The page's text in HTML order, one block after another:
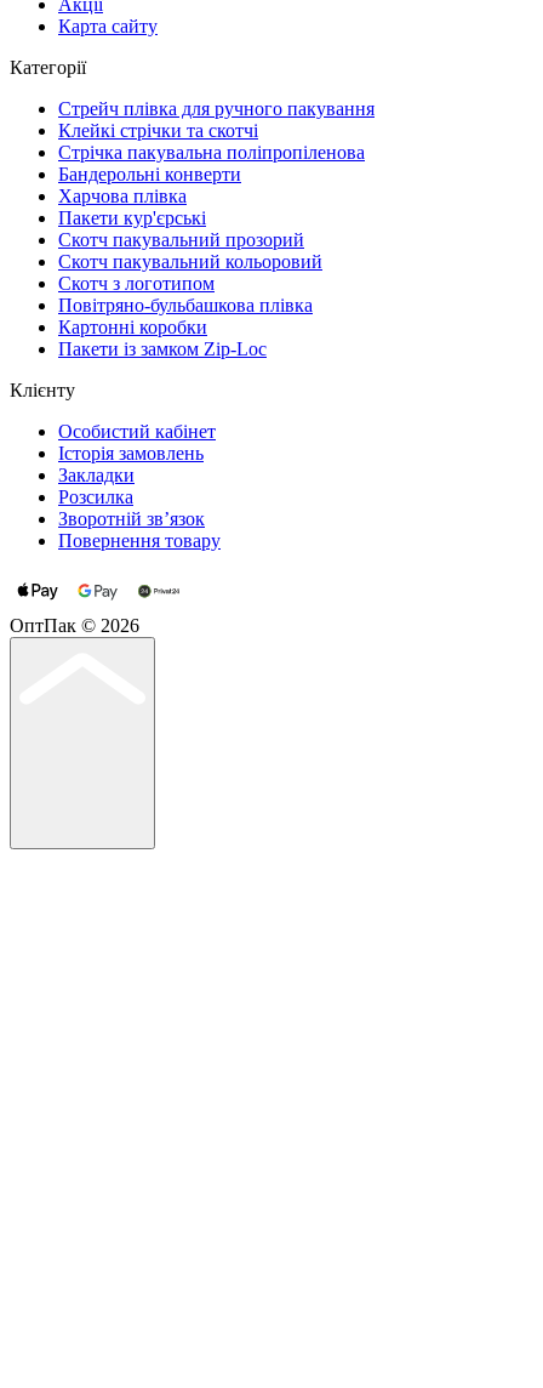
Акції
Карта сайту
Категорії
Стрейч плівка для ручного пакування
Клейкі стрічки та скотчі
Стрічка пакувальна поліпропіленова
Бандерольні конверти
Харчова плівка
Пакети кур'єрські
Cкотч пакувальний прозорий
Скотч пакувальний кольоровий
Cкотч з логотипом
Повітряно-бульбашкова плівка
Картонні коробки
Пакети із замком Zip-Loc
Клієнту
Особистий кабінет
Історія замовлень
Закладки
Розсилка
Зворотній зв’язок
Повернення товару
ОптПак © 2026